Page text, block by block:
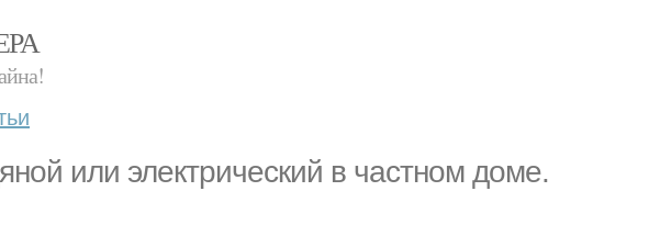
или электрический в частном доме.